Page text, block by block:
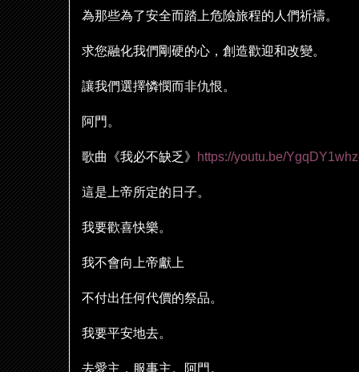
為那些為了安全而踏上危險旅程的人們祈禱。
求您融化我們剛硬的心，創造歡迎和改變。
讓我們選擇憐憫而非仇恨。
阿門。
歌曲《我必不缺乏》 https://youtu.be/
這是上帝所定的日子。
我要歡喜快樂。
我不會向上帝獻上
不付出任何代價的祭品。
我要平安地去。
去愛主，服事主。阿門。